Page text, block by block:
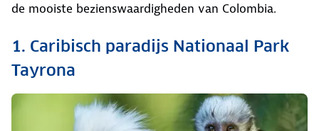
de mooiste bezienswaardigheden van Colombia.
1. Caribisch paradijs Nationaal Park
Tayrona